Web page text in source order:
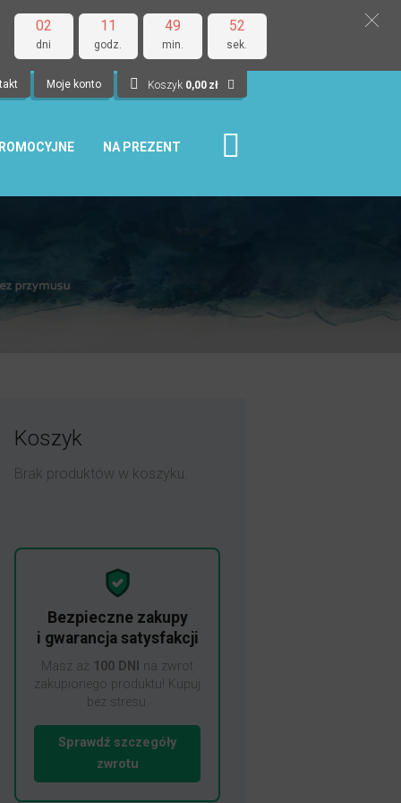
02
dni
11
godz.
49
min.
51
sek.
Moje konto Koszyk 0,00 zł
NA PREZENT
Koszyk
Brak produktów w koszyku.
Bezpieczne zakupy
i gwarancja satysfakcji
Masz aż 100 DNI
na zwrot
zakupionego produktu! Kupuj
bez stresu.
Sprawdź szczegóły
zwrotu